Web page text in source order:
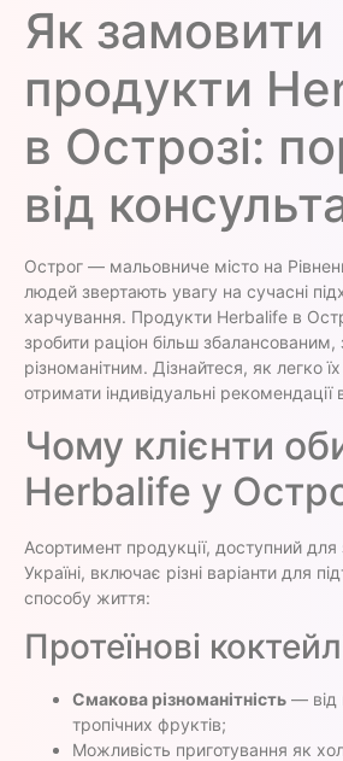
Як замовити
продукти
в Острозі:
від
Острог — мальовниче місто на
людей звертають увагу на сучасні
харчування. Продукти Herbalife в
зробити раціон більш збалансованим,
різноманітним. Дізнайтеся, як легко
отримати індивідуальні рекомендації
Чому клієнти
Herbalife у
Асортимент продукції, доступний
Україні, включає різні варіанти для
способу життя:
Протеїнові
Смакова різноманітність — від
тропічних фруктів;
Можливість приготування як